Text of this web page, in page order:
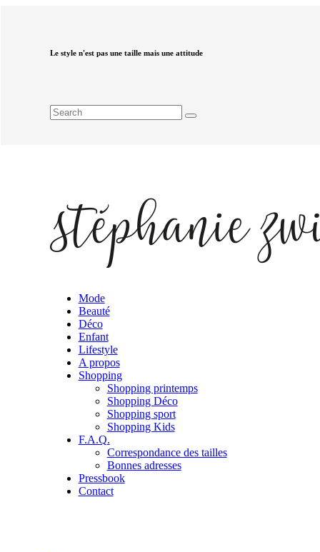
Le style n'est pas une taille mais une attitude
Mode
Beauté
Déco
Enfant
Lifestyle
A propos
Shopping
Shopping printemps
Shopping Déco
Shopping sport
Shopping Kids
F.A.Q.
Correspondance des tailles
Bonnes adresses
Pressbook
Contact